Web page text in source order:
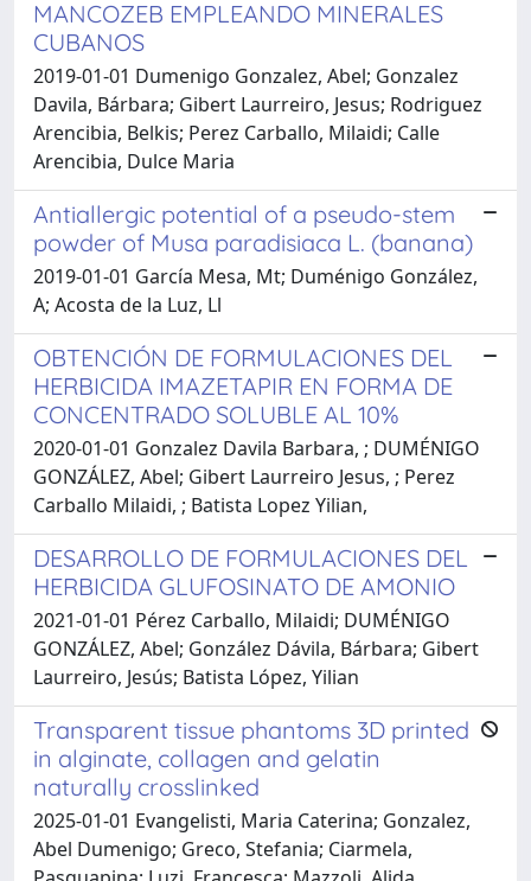
MANCOZEB EMPLEANDO MINERALES
CUBANOS
2019-01-01 Dumenigo Gonzalez, Abel; Gonzalez
Davila, Bárbara; Gibert Laurreiro, Jesus; Rodriguez
Arencibia, Belkis; Perez Carballo, Milaidi; Calle
Arencibia, Dulce Maria
Antiallergic potential of a pseudo-stem
powder of Musa paradisiaca L. (banana)
2019-01-01 García Mesa, Mt; Duménigo González,
A; Acosta de la Luz, Ll
OBTENCIÓN DE FORMULACIONES DEL
HERBICIDA IMAZETAPIR EN FORMA DE
CONCENTRADO SOLUBLE AL 10%
2020-01-01 Gonzalez Davila Barbara, ; DUMÉNIGO
GONZÁLEZ, Abel; Gibert Laurreiro Jesus, ; Perez
Carballo Milaidi, ; Batista Lopez Yilian,
DESARROLLO DE FORMULACIONES DEL
HERBICIDA GLUFOSINATO DE AMONIO
2021-01-01 Pérez Carballo, Milaidi; DUMÉNIGO
GONZÁLEZ, Abel; González Dávila, Bárbara; Gibert
Laurreiro, Jesús; Batista López, Yilian
Transparent tissue phantoms 3D printed
in alginate, collagen and gelatin
naturally crosslinked
2025-01-01 Evangelisti, Maria Caterina; Gonzalez,
Abel Dumenigo; Greco, Stefania; Ciarmela,